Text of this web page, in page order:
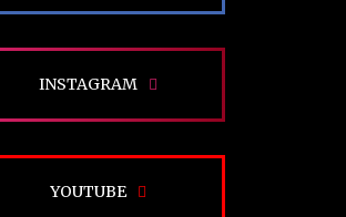
INSTAGRAM
YOUTUBE